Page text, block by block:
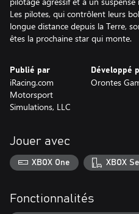
Les pilotes, qui contrôlent leurs
longue distance depuis la Terre,
êtes la prochaine star qui monte.
Publié par
iRacing.com
Motorsport
Simulations, LLC
Développé
Orontes
Jouer avec
XBOX One XBOX
Fonctionnalités